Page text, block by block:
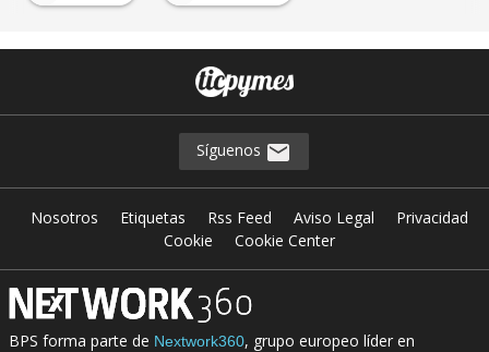
Síguenos
Nosotros Etiquetas Rss Feed Aviso Legal
Privacidad
Cookie
Cookie Center
BPS forma parte de Nextwork360, grupo europeo líder en